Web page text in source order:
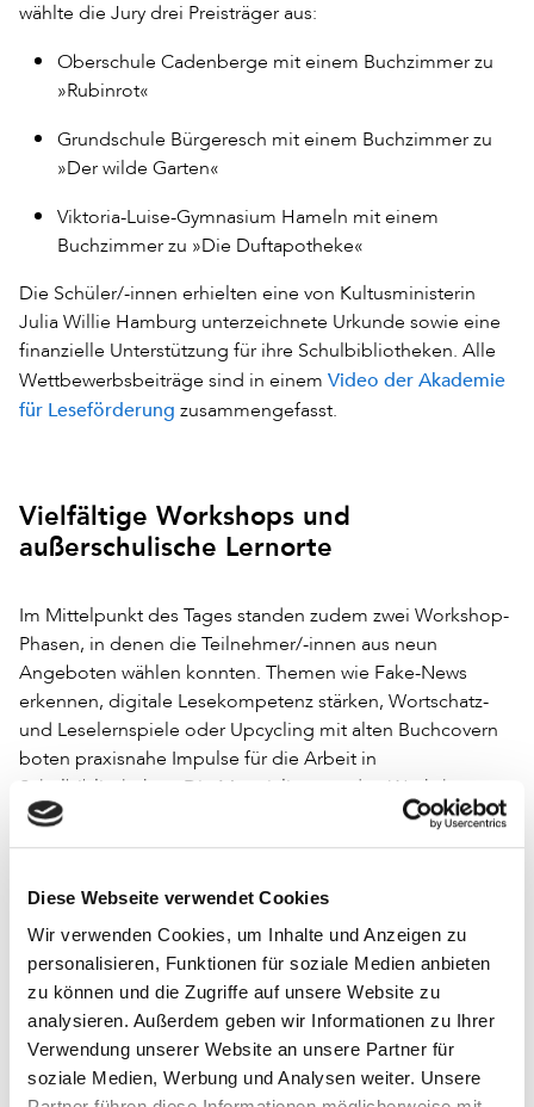
Diese Webseite verwendet Cookies
Wir verwenden Cookies, um Inhalte und Anzeigen zu
personalisieren, Funktionen für soziale Medien anbieten
zu können und die Zugriffe auf unsere Website zu
analysieren. Außerdem geben wir Informationen zu Ihrer
Verwendung unserer Website an unsere Partner für
soziale Medien, Werbung und Analysen weiter. Unsere
wählte die Jury drei Preisträger aus:
Oberschule Cadenberge mit einem Buchzimmer zu
»Rubinrot«
Grundschule Bürgeresch mit einem Buchzimmer zu
»Der wilde Garten«
Viktoria-Luise-Gymnasium Hameln mit einem
Buchzimmer zu »Die Duftapotheke«
Die Schüler/-innen erhielten eine von Kultusministerin
Julia Willie Hamburg unterzeichnete Urkunde sowie eine
finanzielle Unterstützung für ihre Schulbibliotheken. Alle
Wettbewerbsbeiträge sind in einem Video der Akademie
für Leseförderung zusammengefasst.
Vielfältige Workshops und
außerschulische Lernorte
Im Mittelpunkt des Tages standen zudem zwei Workshop-
Phasen, in denen die Teilnehmer/-innen aus neun
Angeboten wählen konnten. Themen wie Fake-News
erkennen, digitale Lesekompetenz stärken, Wortschatz-
und Leselernspiele oder Upcycling mit alten Buchcovern
boten praxisnahe Impulse für die Arbeit in
Schulbibliotheken. Die Materialien aus den Workshops
stehen inzwischen auf der Website der Akademie für
Leseförderung Niedersachsen zum Download zur
Führungen in der Herzog August Bibliothek und den
Bücherbus des Landkreises Wolfenbüttel, die als
außerschulische Lernorte vorgestellt wurden.